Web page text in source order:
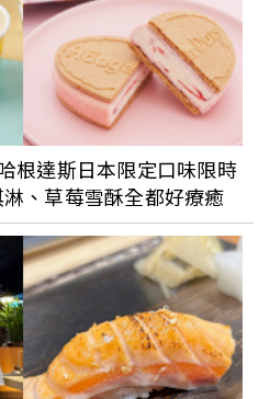
遊~玩樂新亮點搶先體驗
成計畫 咖啡展覽通通有
築城市魅力 台中1日散策
根達斯日本限定口味限時
、草莓雪酥全都好療癒